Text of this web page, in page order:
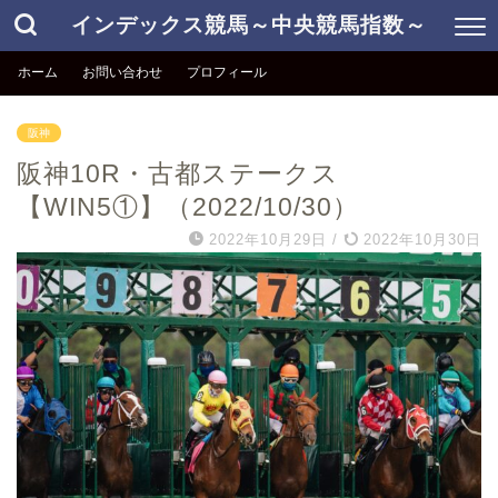
インデックス競馬～中央競馬指数～
ホーム お問い合わせ プロフィール
阪神
阪神10R・古都ステークス
【WIN5①】（2022/10/30）
2022年10月29日 / 2022年10月30日